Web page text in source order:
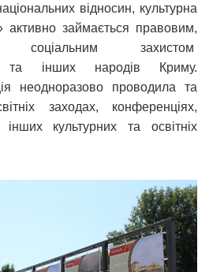
відносин, культурна
активно займається правовим,
захистом
та інших народів Криму.
неодноразово проводила та
заходах, конференціях,
культурних та освітніх